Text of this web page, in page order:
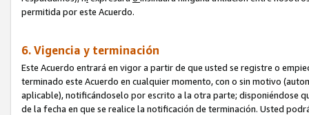
permitida por este Acuerdo.
6. Vigencia y terminación
Este Acuerdo entrará en vigor a partir de que usted se registre o
terminado este Acuerdo en cualquier momento, con o sin motivo
aplicable), notificándoselo por escrito a la otra parte; disponiéndose
de la fecha en que se realice la notificación de terminación. Usted